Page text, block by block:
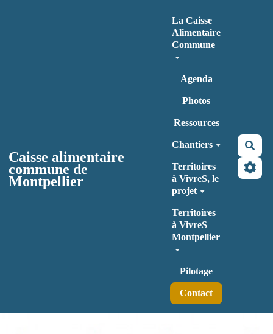
Caisse alimentaire
commune de
Montpellier
La Caisse
Alimentaire
Commune
Agenda
Photos
Ressources
Chantiers
Territoires
à VivreS, le
projet
Territoires
à VivreS
Montpellier
Pilotage
Contact